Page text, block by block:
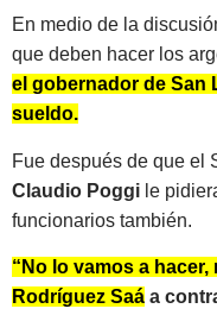
En medio de la
que deben hacer los
el gobernador de San
sueldo.
Fue después de que el
Claudio Poggi le
funcionarios también.
“No lo vamos a
Rodríguez Saá a